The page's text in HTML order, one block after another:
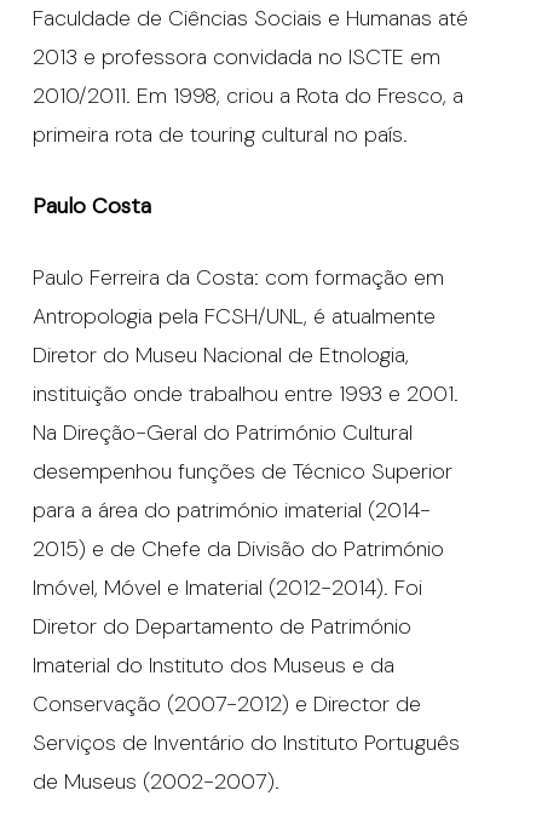
Faculdade de Ciências Sociais e Humanas até
2013 e professora convidada no ISCTE em
2010/2011. Em 1998, criou a Rota do Fresco, a
primeira rota de touring cultural no país.
Paulo Costa
Paulo Ferreira da Costa: com formação em
Antropologia pela FCSH/UNL, é atualmente
Diretor do Museu Nacional de Etnologia,
instituição onde trabalhou entre 1993 e 2001.
Na Direção-Geral do Património Cultural
desempenhou funções de Técnico Superior
para a área do património imaterial (2014-
2015) e de Chefe da Divisão do Património
Imóvel, Móvel e Imaterial (2012-2014). Foi
Diretor do Departamento de Património
Imaterial do Instituto dos Museus e da
Conservação (2007-2012) e Director de
Serviços de Inventário do Instituto Português
de Museus (2002-2007).